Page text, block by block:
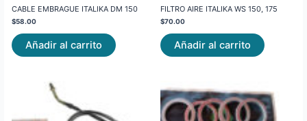
CABLE EMBRAGUE ITALIKA DM 150
$58.00
Añadir al carrito
FILTRO AIRE ITALIKA WS 150, 175
$70.00
Añadir al carrito